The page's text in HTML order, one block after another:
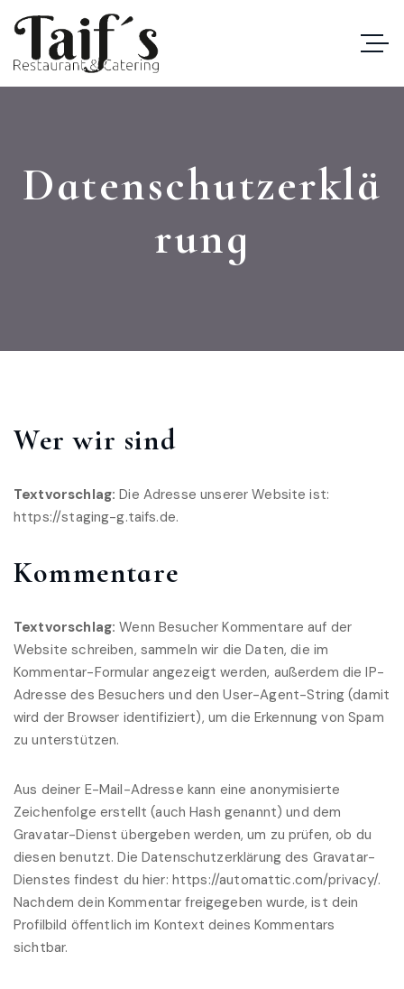
Datenschutzerklä
rung
Wer wir sind
Textvorschlag:Die Adresse unserer Website ist:
https://staging-g.taifs.de.
Kommentare
Textvorschlag:Wenn Besucher Kommentare auf der
Website schreiben, sammeln wir die Daten, die im
Kommentar-Formular angezeigt werden, außerdem die IP-
Adresse des Besuchers und den User-Agent-String (damit
wird der Browser identifiziert), um die Erkennung von Spam
zu unterstützen.
Aus deiner E-Mail-Adresse kann eine anonymisierte
Zeichenfolge erstellt (auch Hash genannt) und dem
Gravatar-Dienst übergeben werden, um zu prüfen, ob du
diesen benutzt. Die Datenschutzerklärung des Gravatar-
Dienstes findest du hier: https://automattic.com/privacy/.
Nachdem dein Kommentar freigegeben wurde, ist dein
Profilbild öffentlich im Kontext deines Kommentars
sichtbar.